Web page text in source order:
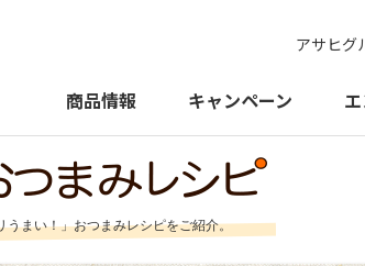
アサヒグ
商品情報 キャンペーン
うまい！」おつまみレシピをご紹介。